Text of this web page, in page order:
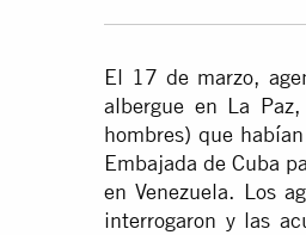
El 17 de marzo,
albergue en La
hombres) que
Embajada de Cuba
en Venezuela. Los
interrogaron y las